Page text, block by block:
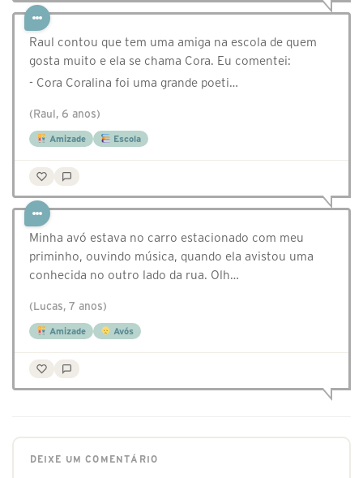
Raul contou que tem uma amiga na escola de quem
gosta muito e ela se chama Cora. Eu comentei:
- Cora Coralina foi uma grande poeti…
(Raul, 6 anos)
Amizade Escola
Minha avó estava no carro estacionado com meu
priminho, ouvindo música, quando ela avistou uma
conhecida no outro lado da rua. Olh…
(Lucas, 7 anos)
Amizade Avós
DEIXE UM COMENTÁRIO